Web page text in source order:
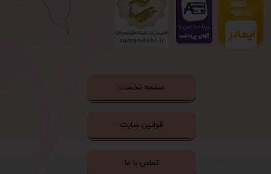
صفحه نخست
قوانین سایت
تماس با ما